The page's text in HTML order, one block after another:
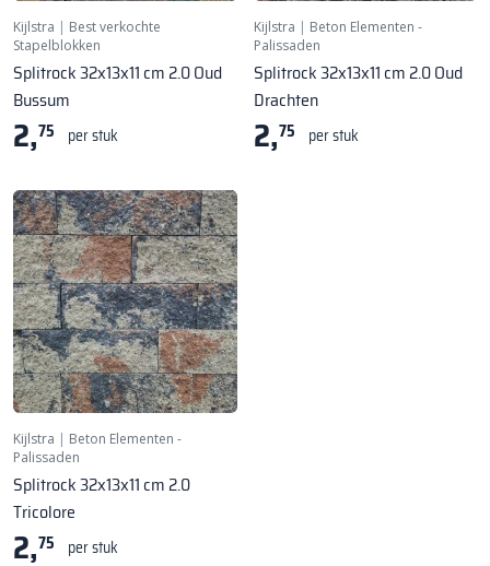
Kijlstra | Best verkochte
Stapelblokken
Splitrock 32x13x11 cm 2.0 Oud
Bussum
2,75 per stuk
Kijlstra | Beton Elementen -
Palissaden
Splitrock 32x13x11 cm 2.0 Oud
Drachten
2,75 per stuk
Kijlstra | Beton Elementen -
Palissaden
Splitrock 32x13x11 cm 2.0
Tricolore
2,75 per stuk